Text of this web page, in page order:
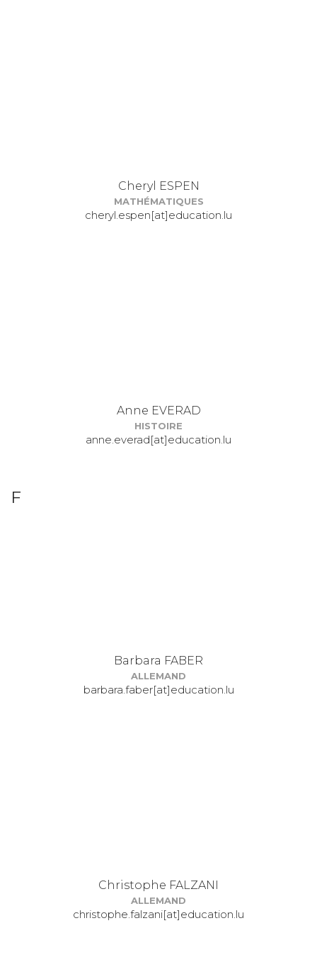
Cheryl ESPEN
MATHÉMATIQUES
cheryl.espen[at]education.lu
Anne EVERAD
HISTOIRE
anne.everad[at]education.lu
F
Barbara FABER
ALLEMAND
barbara.faber[at]education.lu
Christophe FALZANI
ALLEMAND
christophe.falzani[at]education.lu